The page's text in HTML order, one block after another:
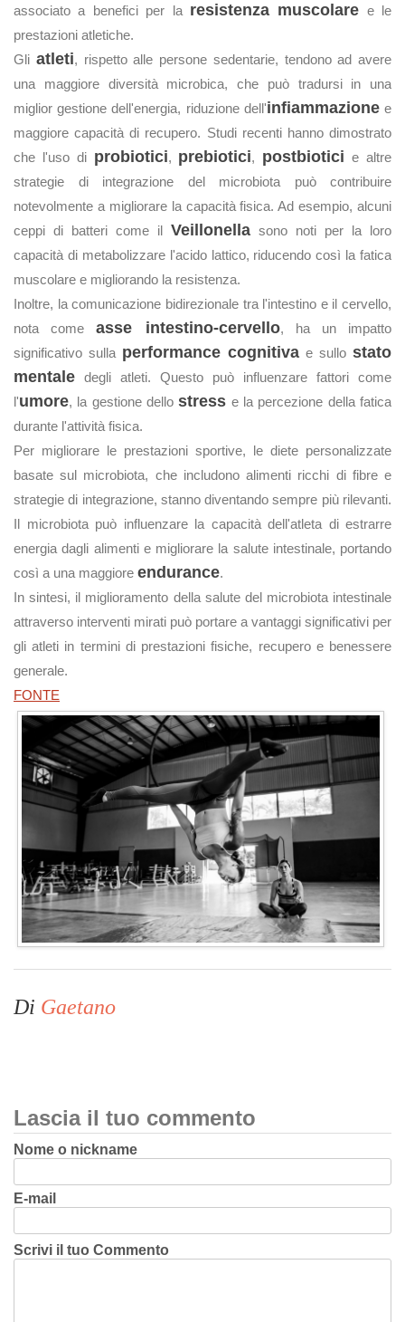
associato a benefici per la resistenza muscolare e le
prestazioni atletiche.
Gli atleti, rispetto alle persone sedentarie, tendono ad avere
una maggiore diversità microbica, che può tradursi in una
miglior gestione dell'energia, riduzione dell'infiammazionee
maggiore capacità di recupero. Studi recenti hanno dimostrato
che l'uso di probiotici, prebiotici, postbiotici e altre
strategie di integrazione del microbiota può contribuire
notevolmente a migliorare la capacità fisica. Ad esempio, alcuni
ceppi di batteri come il Veillonella sono noti per la loro
capacità di metabolizzare l'acido lattico, riducendo così la fatica
muscolare e migliorando la resistenza.
Inoltre, la comunicazione bidirezionale tra l'intestino e il cervello,
nota comeasse intestino-cervello, ha un impatto
significativo sulla performance cognitiva e sullo stato
mentale degli atleti. Questo può influenzare fattori come
l'umore, la gestione dellostress e la percezione della fatica
durante l'attività fisica.
Per migliorare le prestazioni sportive, le diete personalizzate
basate sul microbiota, che includono alimenti ricchi di fibre e
strategie di integrazione, stanno diventando sempre più rilevanti.
Il microbiota può influenzare la capacità dell'atleta di estrarre
energia dagli alimenti e migliorare la salute intestinale, portando
così a una maggiore endurance.
In sintesi, il miglioramento della salute del microbiota intestinale
attraverso interventi mirati può portare a vantaggi significativi per
gli atleti in termini di prestazioni fisiche, recupero e benessere
generale.
FONTE
Di Gaetano
Lascia il tuo commento
Nome o nickname
E-mail
Scrivi il tuo Commento